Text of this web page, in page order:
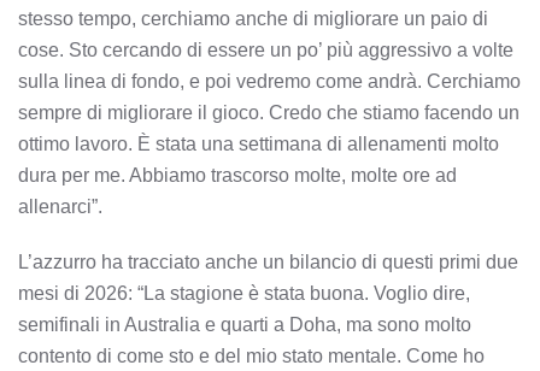
stesso tempo, cerchiamo anche di migliorare un paio di
cose. Sto cercando di essere un po’ più aggressivo a volte
sulla linea di fondo, e poi vedremo come andrà. Cerchiamo
sempre di migliorare il gioco. Credo che stiamo facendo un
ottimo lavoro. È stata una settimana di allenamenti molto
dura per me. Abbiamo trascorso molte, molte ore ad
allenarci”.
L’azzurro ha tracciato anche un bilancio di questi primi due
mesi di 2026: “La stagione è stata buona. Voglio dire,
semifinali in Australia e quarti a Doha, ma sono molto
contento di come sto e del mio stato mentale. Come ho